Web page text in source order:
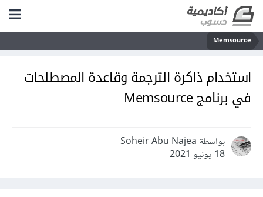
Memsource
استخدام ذاكرة الترجمة وقاعدة المصطلحات
في برنامج Memsource
بواسطة Soheir Abu Najea
18 يونيو 2021